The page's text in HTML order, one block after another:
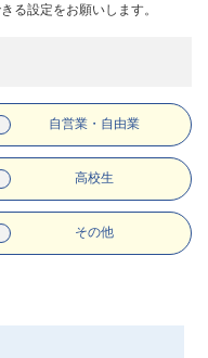
る設定をお願いします。
自営業・自由業
高校生
その他